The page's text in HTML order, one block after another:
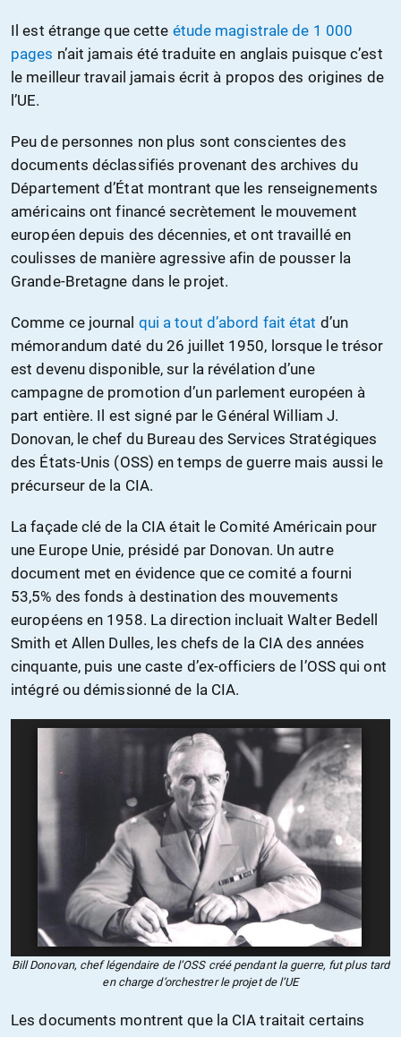
Il est étrange que cette étude magistrale de 1 000
pages n’ait jamais été traduite en anglais puisque c’est
le meilleur travail jamais écrit à propos des origines de
l’UE.
Peu de personnes non plus sont conscientes des
documents déclassifiés provenant des archives du
Département d’État montrant que les renseignements
américains ont financé secrètement le mouvement
européen depuis des décennies, et ont travaillé en
coulisses de manière agressive afin de pousser la
Grande-Bretagne dans le projet.
Comme ce journal qui a tout d’abord fait état d’un
mémorandum daté du 26 juillet 1950, lorsque le trésor
est devenu disponible, sur la révélation d’une
campagne de promotion d’un parlement européen à
part entière. Il est signé par le Général William J.
Donovan, le chef du Bureau des Services Stratégiques
des États-Unis (OSS) en temps de guerre mais aussi le
précurseur de la CIA.
La façade clé de la CIA était le Comité Américain pour
une Europe Unie, présidé par Donovan. Un autre
document met en évidence que ce comité a fourni
53,5% des fonds à destination des mouvements
européens en 1958. La direction incluait Walter Bedell
Smith et Allen Dulles, les chefs de la CIA des années
cinquante, puis une caste d’ex-officiers de l’OSS qui ont
intégré ou démissionné de la CIA.
Bill Donovan, chef légendaire de l’OSS créé pendant la guerre, fut plus tard
en charge d’orchestrer le projet de l’UE
Les documents montrent que la CIA traitait certains